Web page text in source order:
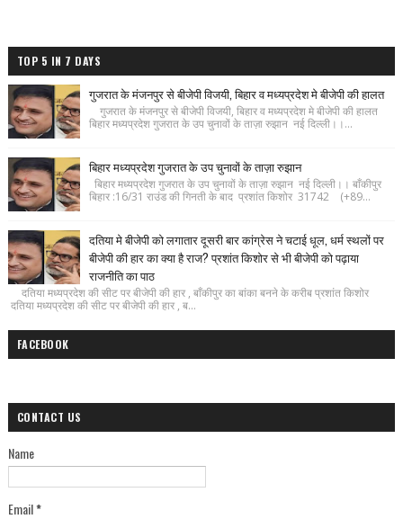
TOP 5 IN 7 DAYS
गुजरात के मंजनपुर से बीजेपी विजयी, बिहार व मध्यप्रदेश मे बीजेपी की हालत
गुजरात के मंजनपुर से बीजेपी विजयी, बिहार व मध्यप्रदेश मे बीजेपी की हालत
बिहार मध्यप्रदेश गुजरात के उप चुनावों के ताज़ा रुझान नई दिल्ली।।...
बिहार मध्यप्रदेश गुजरात के उप चुनावों के ताज़ा रुझान
बिहार मध्यप्रदेश गुजरात के उप चुनावों के ताज़ा रुझान नई दिल्ली।। बाँकीपुर
बिहार :16/31 राउंड की गिनती के बाद प्रशांत किशोर 31742 (+89...
दतिया मे बीजेपी को लगातार दूसरी बार कांग्रेस ने चटाई धूल, धर्म स्थलों पर
बीजेपी की हार का क्या है राज? प्रशांत किशोर से भी बीजेपी को पढ़ाया
राजनीति का पाठ
दतिया मध्यप्रदेश की सीट पर बीजेपी की हार , बाँकीपुर का बांका बनने के करीब प्रशांत किशोर
दतिया मध्यप्रदेश की सीट पर बीजेपी की हार , ब...
FACEBOOK
CONTACT US
Name
Email*